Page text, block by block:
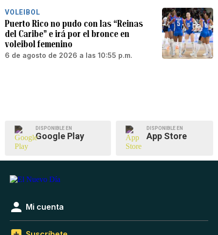
VOLEIBOL
Puerto Rico no pudo con las “Reinas
del Caribe” e irá por el bronce en
voleibol femenino
6 de agosto de 2026 a las 10:55 p.m.
DISPONIBLE EN
Google Play
DISPONIBLE EN
App Store
Mi cuenta